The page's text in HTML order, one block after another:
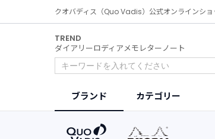
クオバディス（Quo Vadis）公式オンラインシ
TREND
ダイアリーロディアメモ レターノート
ブランド カテゴリー